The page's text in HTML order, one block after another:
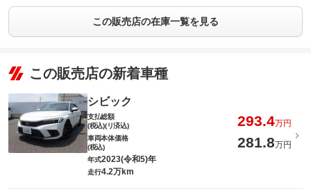
この販売店の在庫一覧を見る
この販売店の新着車種
シビック
支払総額
(税込)(リ済込)
293.4万円
車両本体価格
(税込)
281.8万円
年式2023(令和5)年
走行4.2万km